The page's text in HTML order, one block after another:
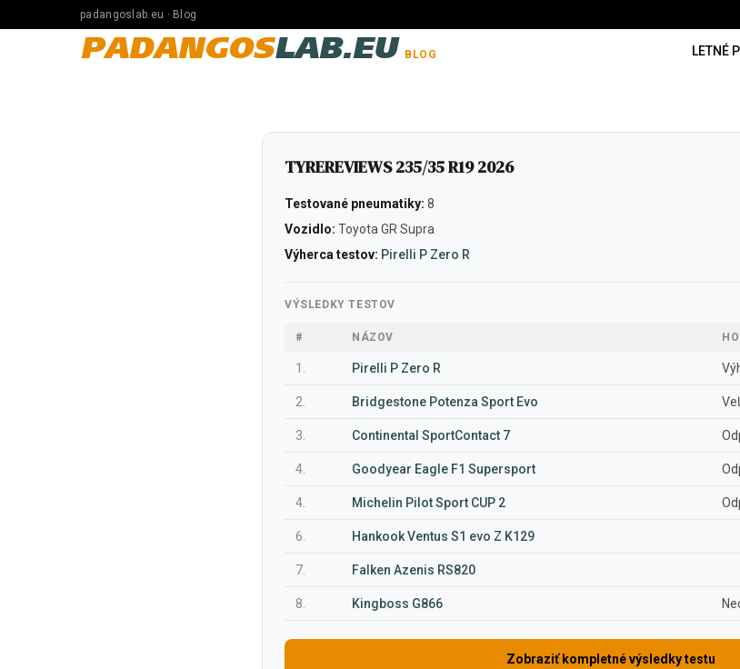
padangoslab.eu · Blog
PADANGOSLAB.EU BLOG LETNÉ
TYREREVIEWS 235/35 R19 2026
Testované pneumatiky: 8
Vozidlo: Toyota GR Supra
Výherca testov: Pirelli P Zero R
VÝSLEDKY TESTOV
# NÁZOV
1. Pirelli P Zero R
2. Bridgestone Potenza Sport Evo
3. Continental SportContact 7
4. Goodyear Eagle F1 Supersport
4. Michelin Pilot Sport CUP 2
6. Hankook Ventus S1 evo Z K129
7. Falken Azenis RS820
8. Kingboss G866
Zobraziť kompletné výsledky testu